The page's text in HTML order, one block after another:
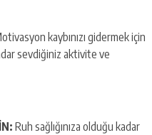
kaybınızı gidermek için
sevdiğiniz aktivite ve
Ruh sağlığınıza olduğu kadar